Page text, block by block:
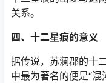
关系。
四、十二星痕的意义
据传说，苏澜郡的十
中最为著名的便是“混